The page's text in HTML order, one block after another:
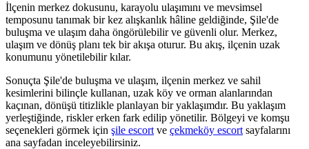
İlçenin merkez dokusunu, karayolu ulaşımını ve mevsimsel
temposunu tanımak bir kez alışkanlık hâline geldiğinde, Şile'de
buluşma ve ulaşım daha öngörülebilir ve güvenli olur. Merkez,
ulaşım ve dönüş planı tek bir akışa oturur. Bu akış, ilçenin uzak
konumunu yönetilebilir kılar.
Sonuçta Şile'de buluşma ve ulaşım, ilçenin merkez ve sahil
kesimlerini bilinçle kullanan, uzak köy ve orman alanlarından
kaçınan, dönüşü titizlikle planlayan bir yaklaşımdır. Bu yaklaşım
yerleştiğinde, riskler erken fark edilip yönetilir. Bölgeyi ve komşu
seçenekleri görmek için şile escort ve çekmeköy escort sayfalarını
ana sayfadan inceleyebilirsiniz.